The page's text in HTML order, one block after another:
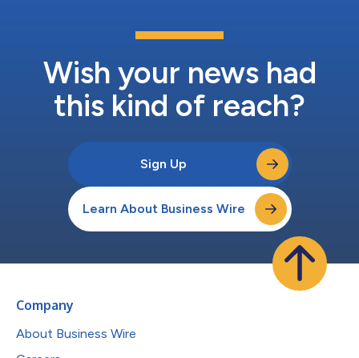
Wish your news had
this kind of reach?
Sign Up
Learn About Business Wire
Company
About Business Wire